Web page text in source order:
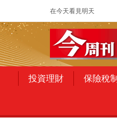
在今天看見明天
投資理財 保險稅制